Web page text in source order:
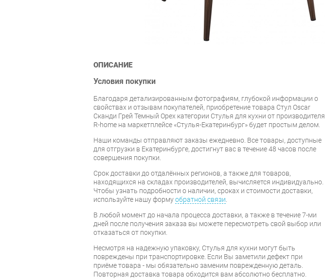
ОПИСАНИЕ
Условия покупки
Благодаря детализированным фотографиям, глубокой информации о
свойствах и отзывам покупателей, приобретение товара Стул Oscar
Сканди Грей Темный Орех категории Стулья для кухни от производителя
R-home на маркетплейсе «Стулья-Екатеринбург» будет простым делом.
Наши команды отправляют заказы ежедневно. Все товары, доступные
для отгрузки в Екатеринбурге, достигнут вас в течение 48 часов после
совершения покупки.
Срок доставки до отдалённых регионов, а также для товаров,
находящихся на складах производителей, вычисляется индивидуально.
Чтобы узнать подробности о наличии, сроках и стоимости доставки,
используйте нашу формуобратной связи
В любой момент до начала процесса доставки, а также в течение 7-ми
дней после получения заказа вы можете пересмотреть свой выбор или
отказаться от покупки.
Несмотря на надежную упаковку, Стулья для кухни могут быть
повреждены при транспортировке. Если Вы заметили дефект при
приёме товара - мы обязательно заменим поврежденную деталь.
Повторная доставка товара обходится вам абсолютно бесплатно.